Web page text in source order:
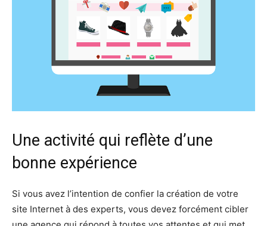
Une activité qui reflète d’une
bonne expérience
Si vous avez l’intention de confier la création de votre
site Internet à des experts, vous devez forcément cibler